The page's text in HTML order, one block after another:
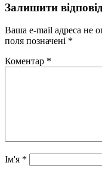
Залишити
Ваша e-mail адреса не
поля позначені *
Коментар *
Ім'я *